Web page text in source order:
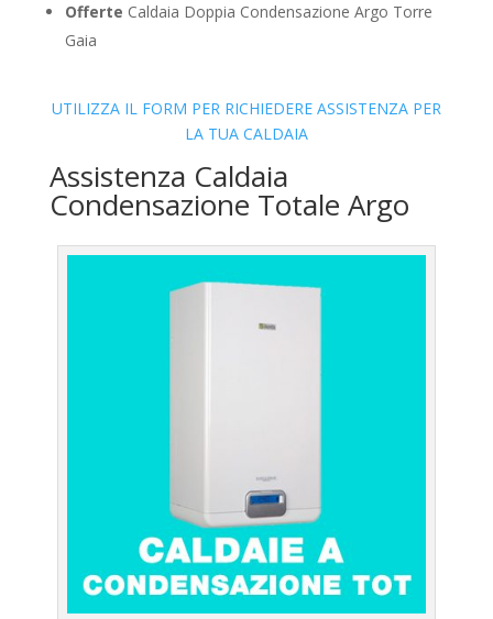
Offerte Caldaia Doppia Condensazione Argo Torre
Gaia
UTILIZZA IL FORM PER RICHIEDERE ASSISTENZA PER
LA TUA CALDAIA
Assistenza Caldaia
Condensazione Totale Argo